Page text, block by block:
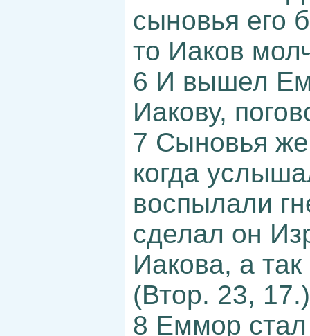
сыновья его
то Иаков
6 И вышел
Иакову,
7 Сыновья
когда
воспылали
сделал он
Иакова, а
(Втор. 23, 17.)
8 Еммор стал